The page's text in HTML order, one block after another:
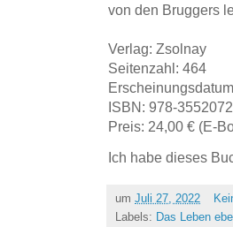
von den Bruggers
Verlag: Zsolnay
Seitenzahl: 464
ISBN: 978-
Preis: 24,00 € (E-
Ich habe dieses
um Juli 27, 2022
Labels: Das Leben